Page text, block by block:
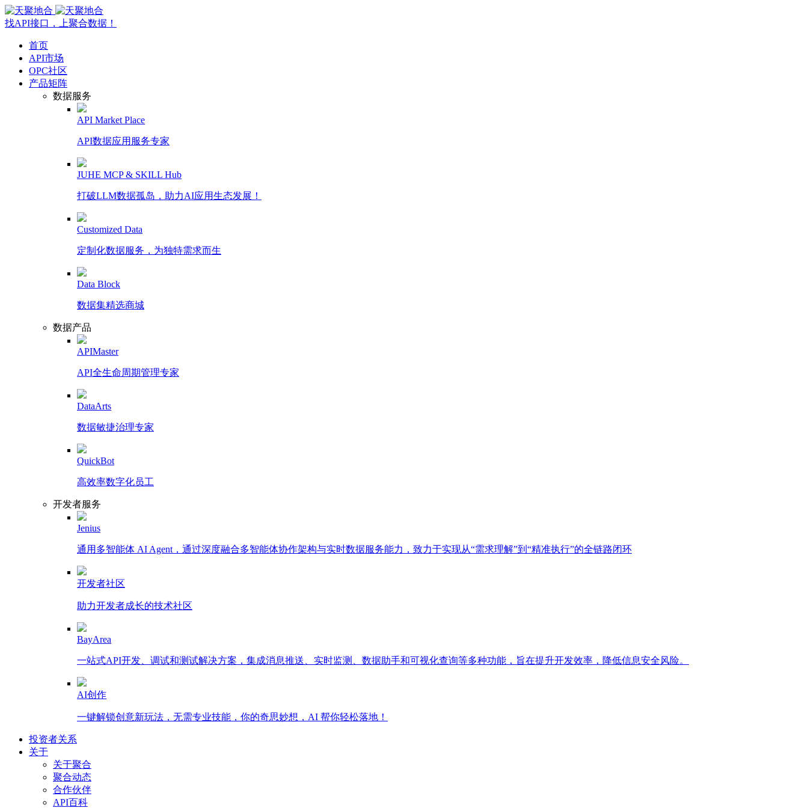
找API接口，上聚合数据！
首页
API市场
OPC社区
产品矩阵
数据服务
API Market Place
API数据应用服务专家
JUHE MCP & SKILL Hub
打破LLM数据孤岛，助力AI应用生态发展！
Customized Data
定制化数据服务，为独特需求而生
Data Block
数据集精选商城
数据产品
APIMaster
API全生命周期管理专家
DataArts
数据敏捷治理专家
QuickBot
高效率数字化员工
开发者服务
Jenius
通用多智能体 AI Agent，通过深度融合多智能体协作架构与实时数据服务能力，致力于实现从“需求理解”到“精准执行”的全链路闭环
开发者社区
助力开发者成长的技术社区
BayArea
一站式API开发、调试和测试解决方案，集成消息推送、实时监测、数据助手和可视化查询等多种功能，旨在提升开发效率，降低信息安全风险。
AI创作
一键解锁创意新玩法，无需专业技能，你的奇思妙想，AI 帮你轻松落地！
投资者关系
关于
关于聚合
聚合动态
合作伙伴
API百科